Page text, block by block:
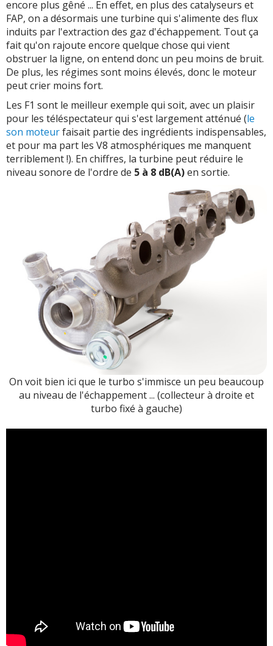
encore plus gêné ... En effet, en plus des catalyseurs et
FAP, on a désormais une turbine qui s'alimente des flux
induits par l'extraction des gaz d'échappement. Tout ça
fait qu'on rajoute encore quelque chose qui vient
obstruer la ligne, on entend donc un peu moins de bruit.
De plus, les régimes sont moins élevés, donc le moteur
peut crier moins fort.
Les F1 sont le meilleur exemple qui soit, avec un plaisir
pour les téléspectateur qui s'est largement atténué (le
son moteurfaisait partie des ingrédients indispensables,
et pour ma part les V8 atmosphériques me manquent
terriblement !). En chiffres, la turbine peut réduire le
niveau sonore de l'ordre de 5 à 8 dB(A)en sortie.
On voit bien ici que le turbo s'immisce un peu beaucoup
au niveau de l'échappement ... (collecteur à droite et
turbo fixé à gauche)